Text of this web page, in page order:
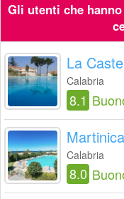
Gli utenti che
La
Calabria
8.1
Calabria
8.0